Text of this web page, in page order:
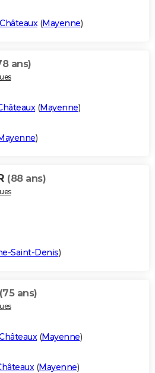
(Mayenne)
ans)
(Mayenne)
)
(88 ans)
Saint-Denis)
(75 ans)
(Mayenne)
(Mayenne)